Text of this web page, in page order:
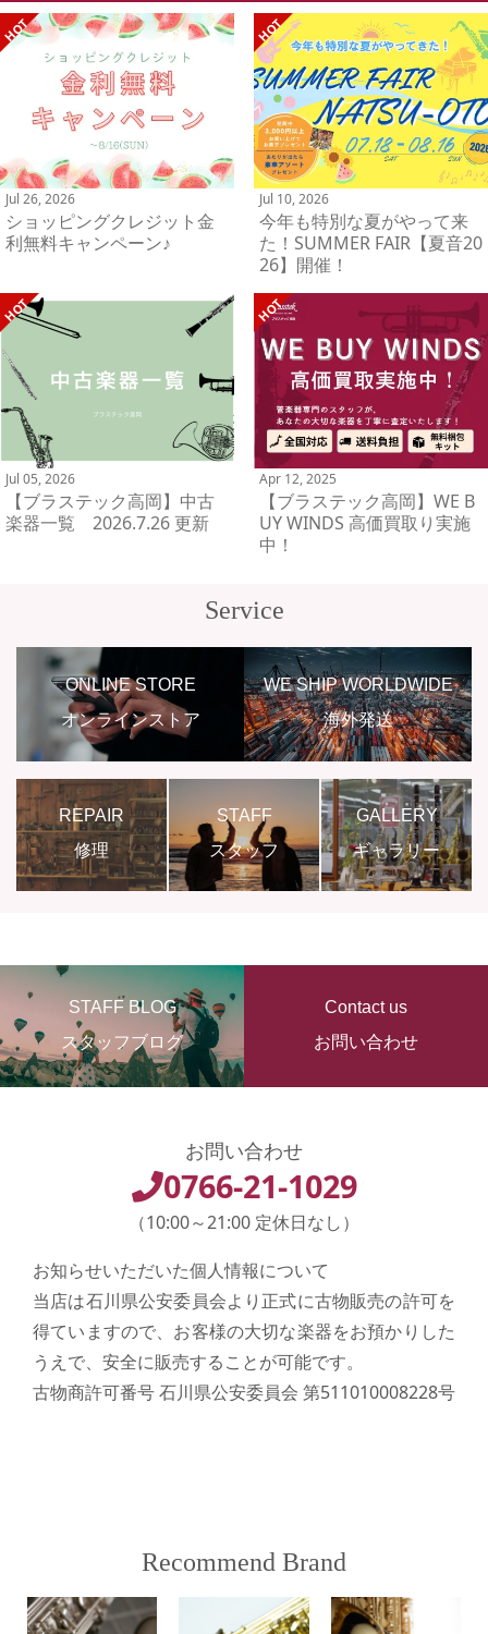
Jul 26, 2026
ショッピングクレジット金
利無料キャンペーン♪
Jul 10, 2026
今年も特別な夏がやって来
た！SUMMER FAIR【夏音20
26】開催！
Jul 05, 2026
【ブラステック高岡】中古
楽器一覧 2026.7.26 更新
Apr 12, 2025
【ブラステック高岡】WE B
UY WINDS 高価買取り実施
中！
Service
ONLINE STORE
オンラインストア
WE SHIP WORLDWIDE
海外発送
REPAIR
修理
STAFF
スタッフ
GALLERY
ギャラリー
STAFF BLOG
スタッフブログ
Contact us
お問い合わせ
お問い合わせ
0766-21-1029
（10:00～21:00 定休日なし）
お知らせいただいた個人情報について
当店は石川県公安委員会より正式に古物販売の許可を
得ていますので、お客様の大切な楽器をお預かりした
うえで、安全に販売することが可能です。
古物商許可番号 石川県公安委員会 第511010008228号
Recommend Brand